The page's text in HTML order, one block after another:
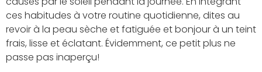
ces habitudes à votre routine quotidienne, dites au
revoir à la peau sèche et fatiguée et bonjour à un teint
frais, lisse et éclatant. Évidemment, ce petit plus ne
passe pas inaperçu!